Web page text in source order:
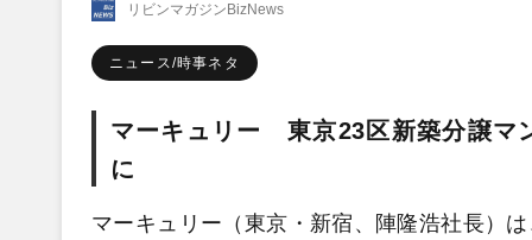
リビンマガジンBizNews
ニュース/時事ネタ
マーキュリー 東京23区新築分譲マ
に
マーキュリー（東京・新宿、陣隆浩社長）